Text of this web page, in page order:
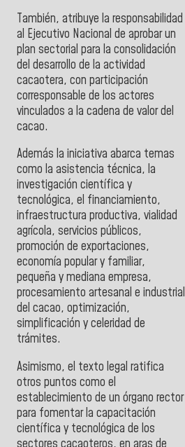
También, atribuye la responsabilidad
al Ejecutivo Nacional de aprobar un
plan sectorial para la consolidación
del desarrollo de la actividad
cacaotera, con participación
corresponsable de los actores
vinculados a la cadena de valor del
cacao.
Además la iniciativa abarca temas
como la asistencia técnica, la
investigación científica y
tecnológica, el financiamiento,
infraestructura productiva, vialidad
agrícola, servicios públicos,
promoción de exportaciones,
economía popular y familiar,
pequeña y mediana empresa,
procesamiento artesanal e industrial
del cacao, optimización,
simplificación y celeridad de
trámites.
Asimismo, el texto legal ratifica
otros puntos como el
establecimiento de un órgano rector
para fomentar la capacitación
científica y tecnológica de los